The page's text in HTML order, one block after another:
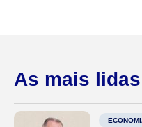
As mais lidas